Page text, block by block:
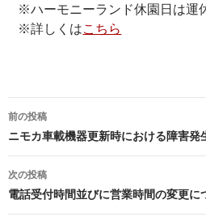
※ハーモニーランド休園日は運
※詳しくはこちら
投
稿
ナ
ビ
前の投稿
ニモカ車載機器更新時における障害発
次の投稿
電話受付時間並びに営業時間の変更に